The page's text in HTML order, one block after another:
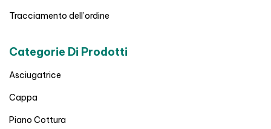
Tracciamento dell’ordine
Categorie Di Prodotti
Asciugatrice
Cappa
Piano Cottura